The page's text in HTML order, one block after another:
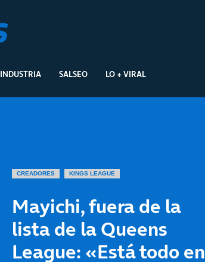
INDUSTRIA SALSEO LO + VIRAL
CREADORES KINGS LEAGUE
Mayichi, fuera de la
lista de la Queens
League: «Está todo en